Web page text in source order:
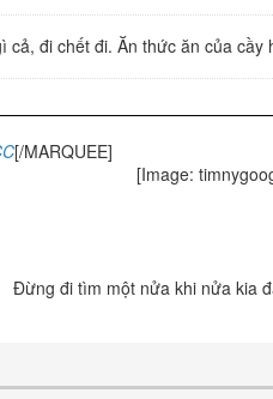
đi chết đi. Ăn thức ăn của
[/MARQUEE]
Đừng đi tìm một nửa khi nửa kia